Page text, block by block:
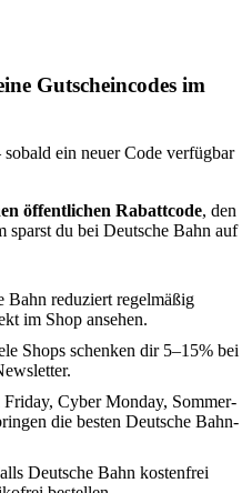
Gutscheincodes im
ein neuer Code verfügbar
öffentlichen Rabattcode, den
du bei Deutsche Bahn auf
Bahn reduziert regelmäßig
im Shop ansehen.
Shops schenken dir 5–15% bei
Cyber Monday, Sommer-
die besten Deutsche Bahn-
Deutsche Bahn kostenfrei